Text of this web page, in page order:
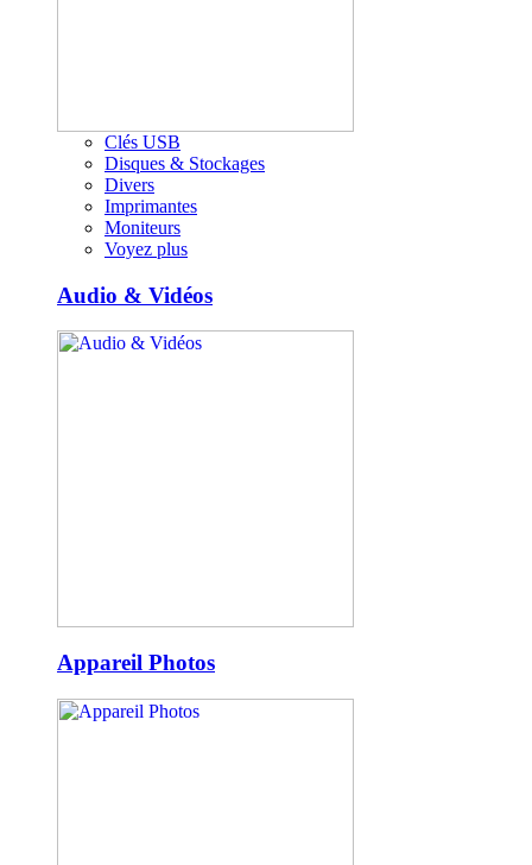
Clés USB
Disques & Stockages
Divers
Imprimantes
Moniteurs
Voyez plus
Audio & Vidéos
Appareil Photos